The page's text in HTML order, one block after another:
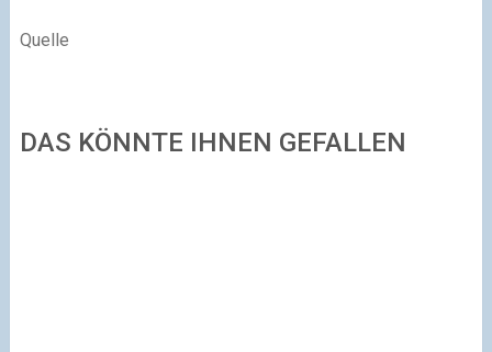
Quelle
DAS KÖNNTE IHNEN GEFALLEN